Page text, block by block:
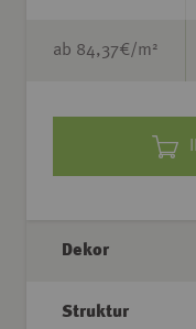
ab 84,37€/m 2
Dekor
Struktur